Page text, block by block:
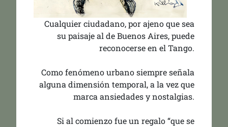
Cualquier ciudadano, por ajeno que sea
su paisaje al de Buenos Aires, puede
reconocerse en el Tango.
Como fenómeno urbano siempre señala
alguna dimensión temporal, a la vez que
marca ansiedades y nostalgias.
Si al comienzo fue un regalo “que se